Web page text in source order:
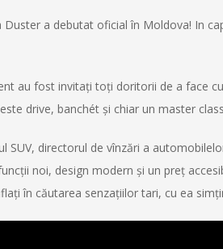
Duster a debutat oficial în Moldova! In
au fost invitaţi toţi doritorii de a face
drive, banchét şi chiar un master
SUV, directorul de vînzări a
noi, design modern şi un preţ
în căutarea senzațiilor tari, cu ea